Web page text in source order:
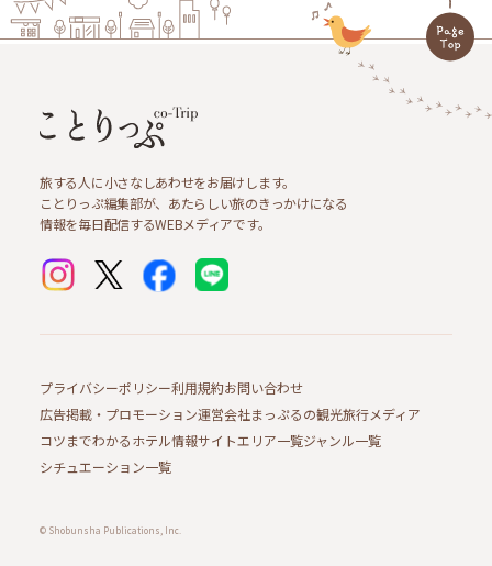
旅する人に小さなしあわせをお届けします。
ことりっぷ編集部が、あたらしい旅のきっかけになる
情報を毎日配信するWEBメディアです。
プライバシーポリシー利用規約お問い合わせ
広告掲載・プロモーション運営会社まっぷるの観光旅行メディア
コツまでわかるホテル情報サイトエリア一覧ジャンル一覧
シチュエーション一覧
© Shobunsha Publications, Inc.